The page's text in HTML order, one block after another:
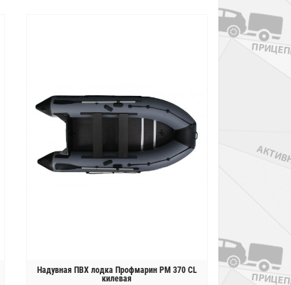
Надувная ПВХ лодка Профмарин PM 370 CL
килевая